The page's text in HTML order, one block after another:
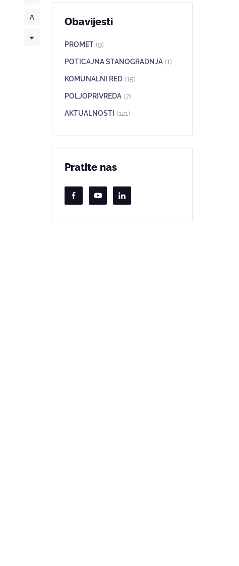
Obavijesti
PROMET (9)
POTICAJNA STANOGRADNJA (1)
KOMUNALNI RED (15)
POLJOPRIVREDA (7)
AKTUALNOSTI (121)
Pratite nas